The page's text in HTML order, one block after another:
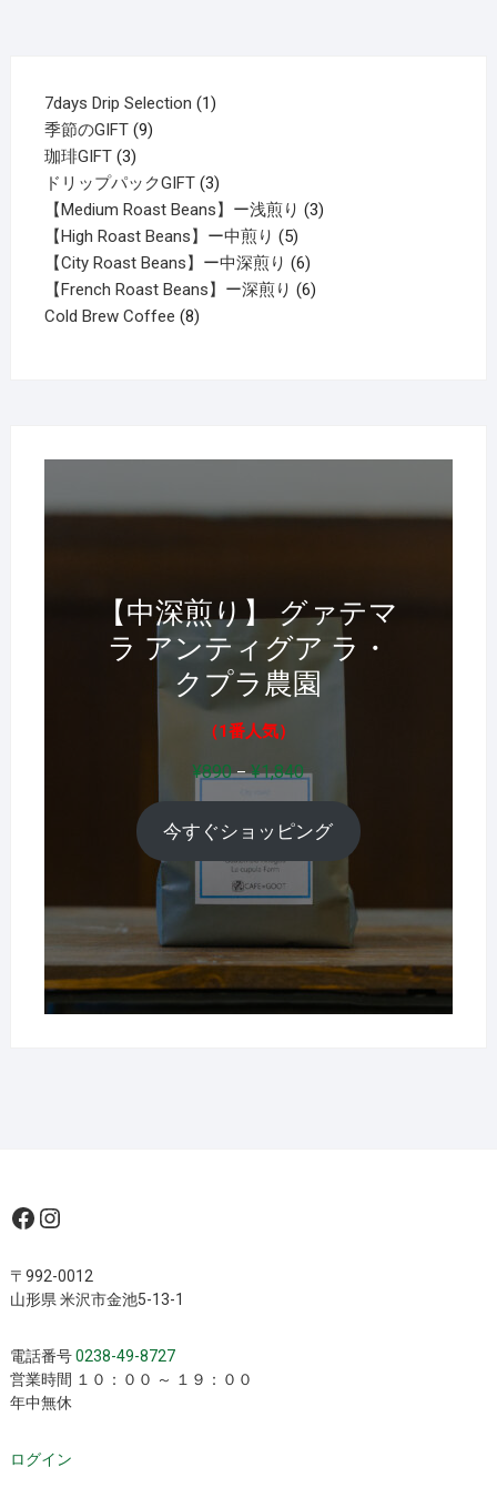
7days Drip Selection 11
商
品
季節のGIFT 99
の
商
品
珈琲GIFT 33
個
の
商
品
ドリップパックGIFT 33
個
の
商
品
【Medium Roast Beans】ー浅煎り 33
【High Roast Beans】ー中煎り 55
個
の
【City Roast Beans】ー中深煎り 66
個
【French Roast Beans】ー深煎り 66
Cold Brew Coffee 88
【中深煎り】 グァテマ
ラ アンティグア ラ・
クプラ農園
（1番人気）
¥890 –¥1,840価
¥890
今すぐショッピング
Facebook
Instagram
〒992-0012
山形県 米沢市金池5-13-1
電話番号0238-49-8727
営業時間 １０：００ ～ １９：００
年中無休
ログイン